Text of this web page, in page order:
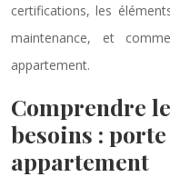
certifications, les
maintenance, et
appartement.
Comprendre
besoins :
appartement